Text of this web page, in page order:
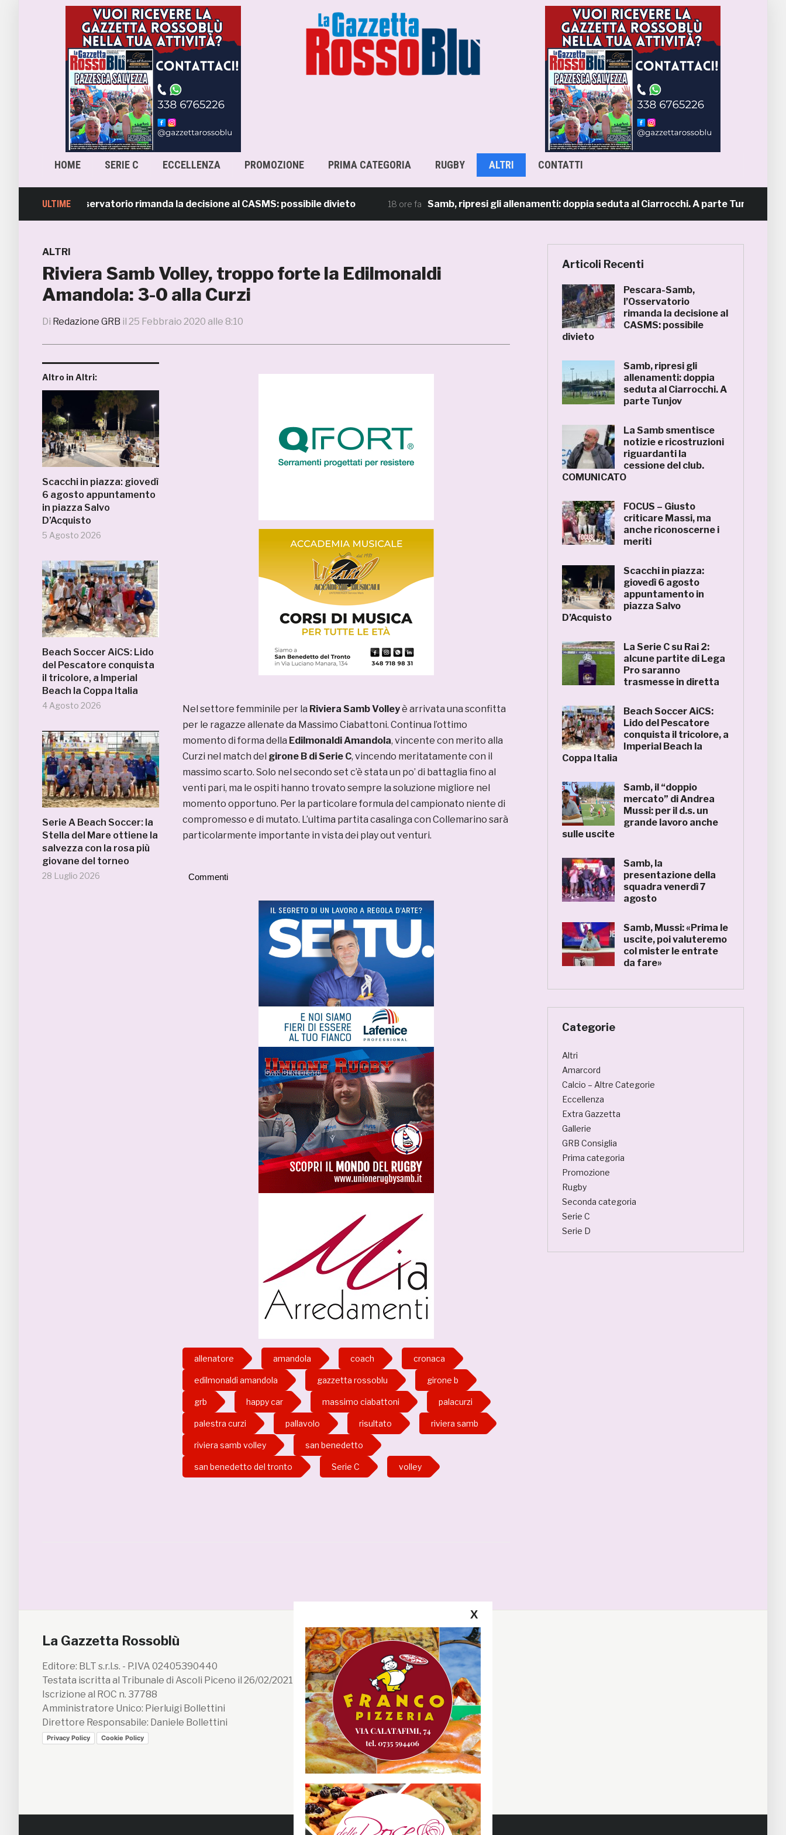
HOME SERIE C ECCELLENZA PROMOZIONE PRIMA CATEGORIA RUGBY ALTRI CONTATTI
ULTIME
Samb, l’Osservatorio rimanda la decisione al CASMS: possibile divieto 18 ore fa Samb, ripresi gli allenamenti: doppia seduta al Ciarrocchi. A parte Tunjov
ALTRI
Riviera Samb Volley, troppo forte la Edilmonaldi
Amandola: 3-0 alla Curzi
Di Redazione GRB il 25 Febbraio 2020 alle 8:10
Altro in Altri:
Scacchi in piazza: giovedì
6 agosto appuntamento
in piazza Salvo
D’Acquisto
5 Agosto 2026
Beach Soccer AiCS: Lido
del Pescatore conquista
il tricolore, a Imperial
Beach la Coppa Italia
4 Agosto 2026
Serie A Beach Soccer: la
Stella del Mare ottiene la
salvezza con la rosa più
giovane del torneo
28 Luglio 2026
Nel settore femminile per la Riviera Samb Volleyè arrivata una sconfitta
per le ragazze allenate da Massimo Ciabattoni. Continua l’ottimo
momento di forma della Edilmonaldi Amandola, vincente con merito alla
Curzi nel match del girone B di Serie C, vincendo meritatamente con il
massimo scarto. Solo nel secondo set c’è stata un po’ di battaglia fino al
venti pari, ma le ospiti hanno trovato sempre la soluzione migliore nel
momento opportuno. Per la particolare formula del campionato niente di
compromesso e di mutato. L’ultima partita casalinga con Collemarino sarà
particolarmente importante in vista dei play out venturi.
Commenti
allenatore amandola coach cronaca
edilmonaldi amandola gazzetta rossoblu girone b
grb happy car massimo ciabattoni palacurzi
palestra curzi pallavolo risultato riviera samb
riviera samb volley san benedetto
san benedetto del tronto Serie C volley
Articoli Recenti
Pescara-Samb,
l’Osservatorio
rimanda la decisione al
CASMS: possibile
divieto
Samb, ripresi gli
allenamenti: doppia
seduta al Ciarrocchi. A
parte Tunjov
La Samb smentisce
notizie e ricostruzioni
riguardanti la
cessione del club.
COMUNICATO
FOCUS – Giusto
criticare Massi, ma
anche riconoscerne i
meriti
Scacchi in piazza:
giovedì 6 agosto
appuntamento in
piazza Salvo
D’Acquisto
La Serie C su Rai 2:
alcune partite di Lega
Pro saranno
trasmesse in diretta
Beach Soccer AiCS:
Lido del Pescatore
conquista il tricolore, a
Imperial Beach la
Coppa Italia
Samb, il “doppio
mercato” di Andrea
Mussi: per il d.s. un
grande lavoro anche
sulle uscite
Samb, la
presentazione della
squadra venerdì 7
agosto
Samb, Mussi: «Prima le
uscite, poi valuteremo
col mister le entrate
da fare»
Categorie
Altri
Amarcord
Calcio – Altre Categorie
Eccellenza
Extra Gazzetta
Gallerie
GRB Consiglia
Prima categoria
Promozione
Rugby
Seconda categoria
Serie C
Serie D
La Gazzetta Rossoblù
Editore: BLT s.r.l.s. - P.IVA 02405390440
Testata iscritta al Tribunale di Ascoli Piceno il 26/02/2021 n. 199/2021
Iscrizione al ROC n. 37788
Amministratore Unico: Pierluigi Bollettini
Direttore Responsabile: Daniele Bollettini
Privacy Policy Cookie Policy
Segui la GRB
Facebook
Instagram
Twitter
Youtube
X